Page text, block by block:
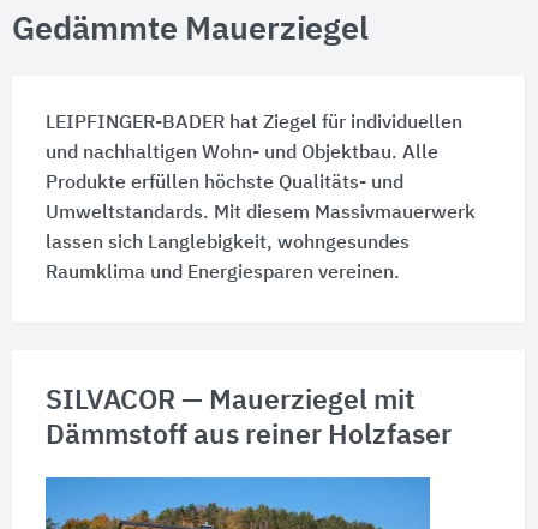
Gedämmte Mauerziegel
LEIPFINGER-BADER hat Ziegel für individuellen
und nachhaltigen Wohn- und Objektbau. Alle
Produkte erfüllen höchste Qualitäts- und
Umweltstandards. Mit diesem Massivmauerwerk
lassen sich Langlebigkeit, wohngesundes
Raumklima und Energiesparen vereinen.
SILVACOR — Mauerziegel mit
Dämmstoff aus reiner Holzfaser